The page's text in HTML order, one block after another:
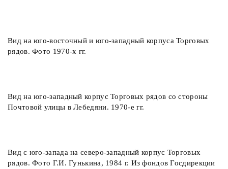
Вид на юго-восточный и юго-западный корпуса Торговых
рядов. Фото 1970-х гг.
Вид на юго-западный корпус Торговых рядов со стороны
Почтовой улицы в Лебедяни. 1970-е гг.
Вид с юго-запада на северо-западный корпус Торговых
рядов. Фото Г.И. Гунькина, 1984 г. Из фондов Госдирекции